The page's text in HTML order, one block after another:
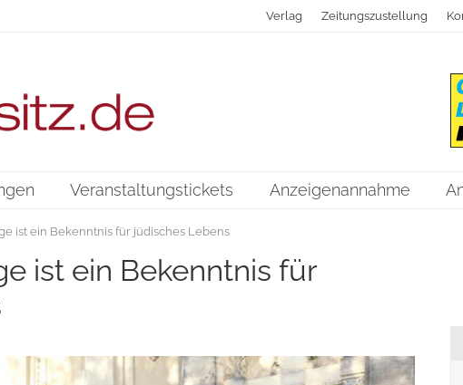
Verlag Zeitungszustellung
Veranstaltungstickets Anzeigenannahme
ist ein Bekenntnis für jüdisches Lebens
ist ein Bekenntnis für